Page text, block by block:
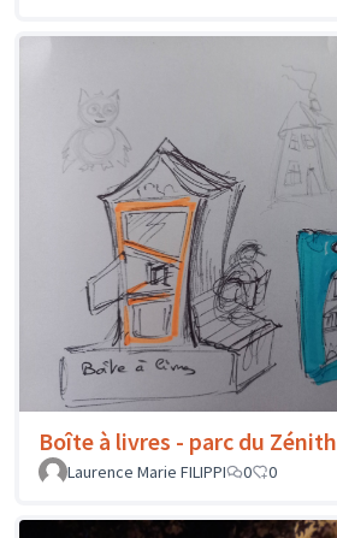
Boîte à livres - parc du Zénith
Laurence Marie FILIPPI
0 0